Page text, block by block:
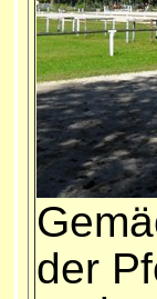
der